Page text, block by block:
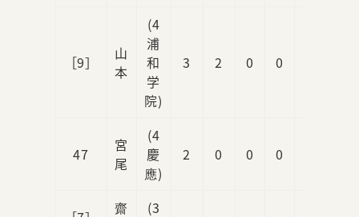
［9］
山
本
(4
浦
和
学
院)
3 2 0 0
47
宮
尾
(4
慶
應)
2 0 0 0
齋
(3